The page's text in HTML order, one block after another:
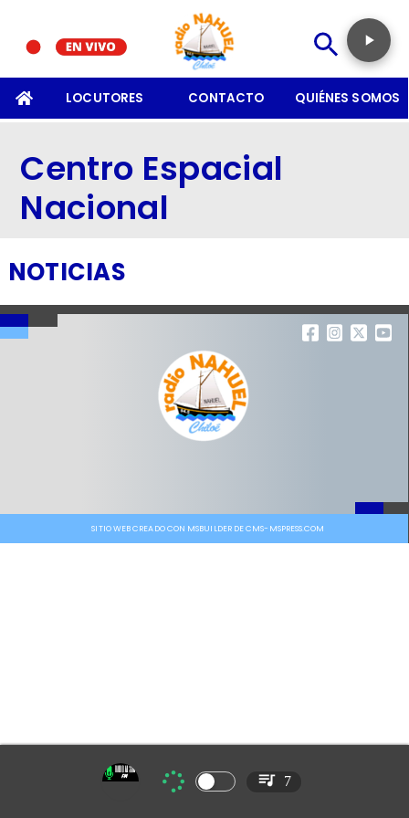
LOCUTORES CONTACTO QUIÉNES SOMOS
Centro Espacial
Nacional
NOTICIAS
SITIO WEB CREADO CON MSBUILDER DE CMS-MSPRESS.COM
7